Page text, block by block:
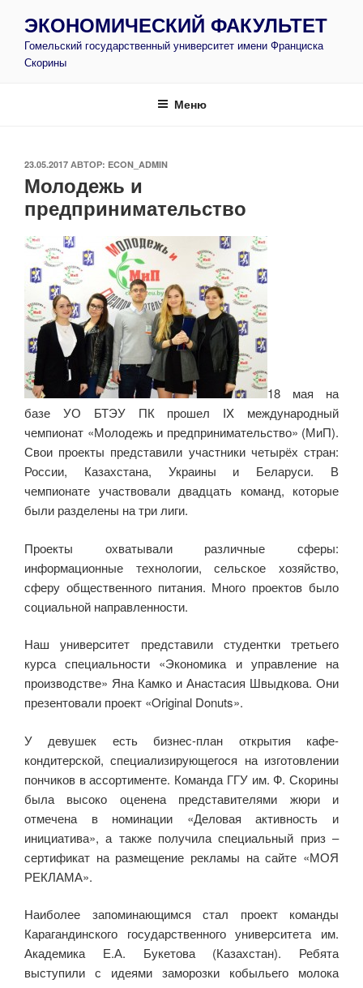
содержимому
ЭКОНОМИЧЕСКИЙ ФАКУЛЬТЕТ
Гомельский государственный университет имени Франциска
Скорины
Меню
ОПУБЛИКОВАНО
23.05.2017 АВТОР: ECON_ADMIN
Молодежь и
предпринимательство
18 мая на
базе УО БТЭУ ПК прошел IX международный
чемпионат «Молодежь и предпринимательство» (МиП).
Свои проекты представили участники четырёх стран:
России, Казахстана, Украины и Беларуси. В
чемпионате участвовали двадцать команд, которые
были разделены на три лиги.
Проекты охватывали различные сферы:
информационные технологии, сельское хозяйство,
сферу общественного питания. Много проектов было
социальной направленности.
Наш университет представили студентки третьего
курса специальности «Экономика и управление на
производстве» Яна Камко и Анастасия Швыдкова. Они
презентовали проект «Original Donuts».
У девушек есть бизнес-план открытия кафе-
кондитерской, специализирующегося на изготовлении
пончиков в ассортименте. Команда ГГУ им. Ф. Скорины
была высоко оценена представителями жюри и
отмечена в номинации «Деловая активность и
инициатива», а также получила специальный приз –
сертификат на размещение рекламы на сайте «МОЯ
РЕКЛАМА».
Наиболее запоминающимся стал проект команды
Карагандинского государственного университета им.
Академика Е.А. Букетова (Казахстан). Ребята
выступили с идеями заморозки кобыльего молока